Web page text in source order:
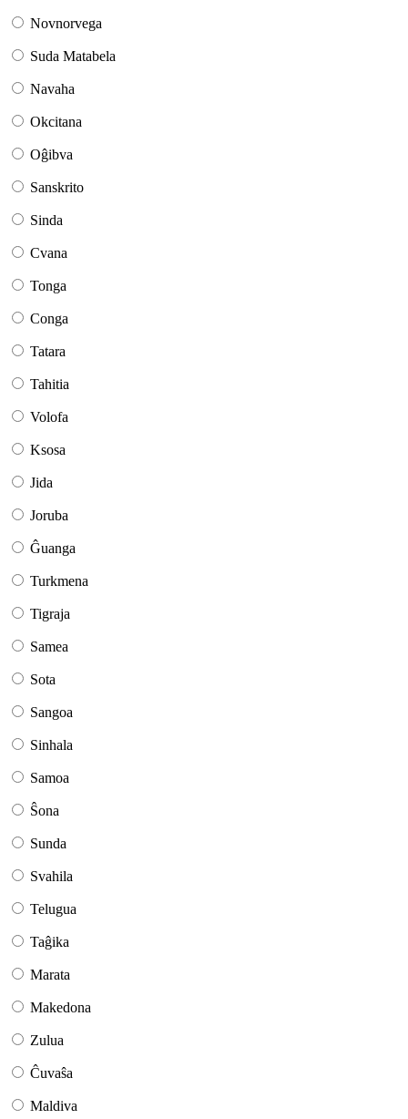
Novnorvega
Suda Matabela
Navaha
Okcitana
Oĝibva
Sanskrito
Sinda
Cvana
Tonga
Conga
Tatara
Tahitia
Volofa
Ksosa
Jida
Joruba
Ĝuanga
Turkmena
Tigraja
Samea
Sota
Sangoa
Sinhala
Samoa
Ŝona
Sunda
Svahila
Telugua
Taĝika
Marata
Makedona
Zulua
Ĉuvaŝa
Maldiva